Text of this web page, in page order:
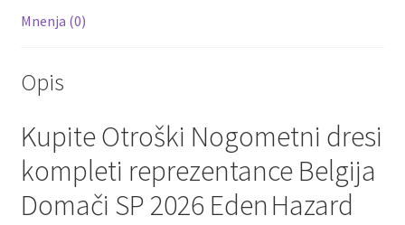
Mnenja (0)
Opis
Kupite Otroški Nogometni dresi
kompleti reprezentance Belgija
Domači SP 2026 Eden Hazard